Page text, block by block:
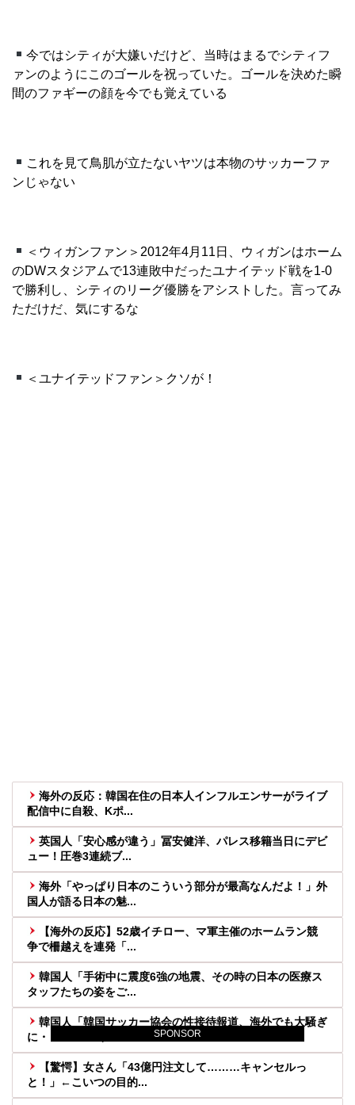
SPONSOR
今ではシティが大嫌いだけど、当時はまるでシティフ
ァンのようにこのゴールを祝っていた。ゴールを決めた瞬
間のファギーの顔を今でも覚えている
これを見て鳥肌が立たないヤツは本物のサッカーファ
ンじゃない
＜ウィガンファン＞2012年4月11日、ウィガンはホーム
のDWスタジアムで13連敗中だったユナイテッド戦を1-0
で勝利し、シティのリーグ優勝をアシストした。言ってみ
ただけだ、気にするな
＜ユナイテッドファン＞クソが！
海外の反応：韓国在住の日本人インフルエンサーがライブ
配信中に自殺、Kポ...
英国人「安心感が違う」冨安健洋、パレス移籍当日にデビ
ュー！圧巻3連続ブ...
海外「やっぱり日本のこういう部分が最高なんだよ！」外
国人が語る日本の魅...
【海外の反応】52歳イチロー、マ軍主催のホームラン競
争で柵越えを連発「...
韓国人「手術中に震度6強の地震、その時の日本の医療ス
タッフたちの姿をご...
韓国人「韓国サッカー協会の性接待報道、海外でも大騒ぎ
に・・・2002年...
【驚愕】女さん「43億円注文して………キャンセルっ
と！」←こいつの目的...